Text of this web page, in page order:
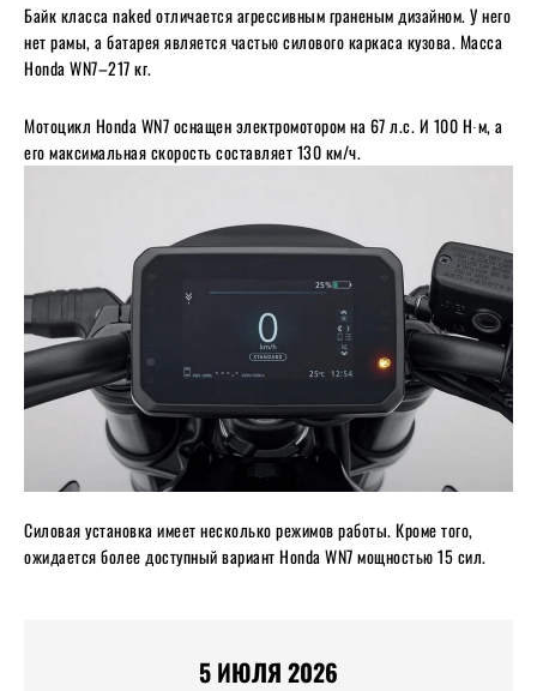
Байк класса naked отличается агрессивным граненым дизайном. У него
нет рамы, а батарея является частью силового каркаса кузова. Масса
Honda WN7–217 кг.
Мотоцикл Honda WN7 оснащен электромотором на 67 л.с. И 100 Н∙м, а
его максимальная скорость составляет 130 км/ч.
Силовая установка имеет несколько режимов работы. Кроме того,
ожидается более доступный вариант Honda WN7 мощностью 15 сил.
5 ИЮЛЯ 2026